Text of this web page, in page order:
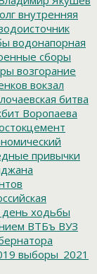
внутренняя
водонапорная
сборы
возгорание
вокзал
битва
Воропаева
привычки
день ходьбы
ВТБъ ВУЗ
выборы_2021